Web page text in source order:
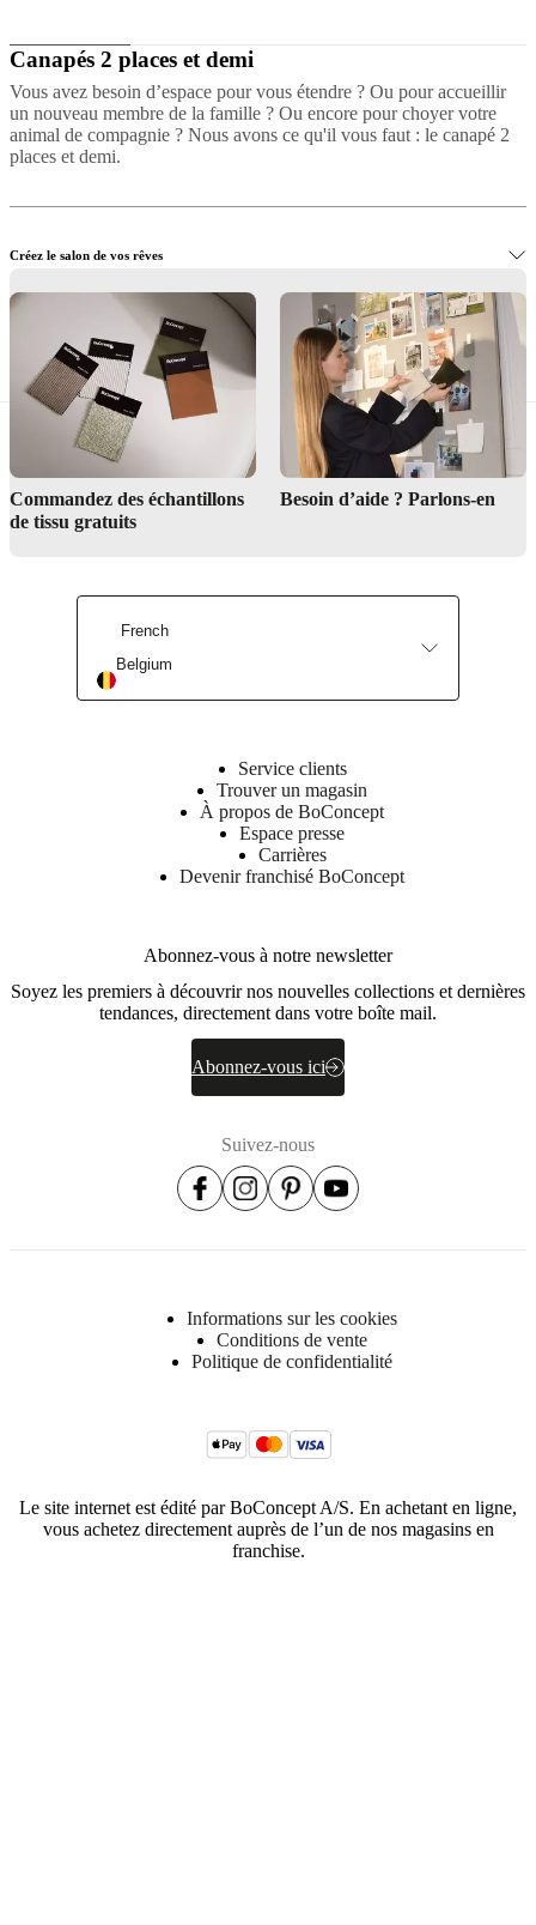
Canapés 2 places et demi
Vous avez besoin d’espace pour vous étendre ? Ou pour accueillir
un nouveau membre de la famille ? Ou encore pour choyer votre
animal de compagnie ? Nous avons ce qu'il vous faut : le canapé 2
places et demi.
Créez le salon de vos rêves
Achetez d'élégants canapés 2,5 places
Commandez des échantillons
de tissu gratuits
Besoin d’aide ? Parlons-en
French
Belgium
Service clients
Trouver un magasin
À propos de BoConcept
Espace presse
Carrières
Devenir franchisé BoConcept
Abonnez-vous à notre newsletter
Soyez les premiers à découvrir nos nouvelles collections et dernières
tendances, directement dans votre boîte mail.
Abonnez-vous ici
Suivez-nous
Informations sur les cookies
Conditions de vente
Politique de confidentialité
Le site internet est édité par BoConcept A/S. En achetant en ligne,
vous achetez directement auprès de l’un de nos magasins en
franchise.